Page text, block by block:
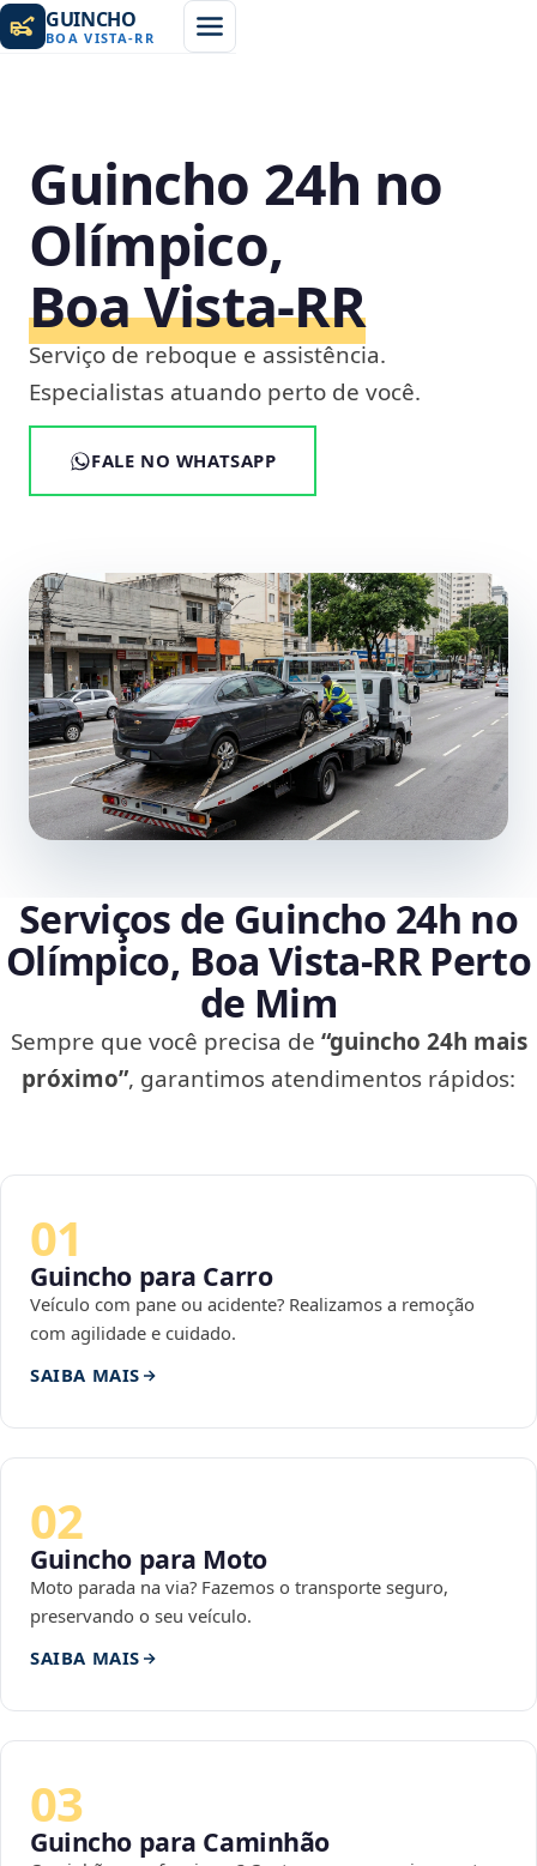
GUINCHO
BOA VISTA-RR
Guincho 24h no
Olímpico,
Boa Vista‑RR
Serviço de reboque e assistência.
Especialistas atuando perto de você.
FALE NO WHATSAPP
Serviços de Guincho 24h no
Olímpico, Boa Vista‑RR Perto
de Mim
Sempre que você precisa de “guincho 24h mais
próximo”, garantimos atendimentos rápidos:
01
Guincho para Carro
Veículo com pane ou acidente? Realizamos a remoção
com agilidade e cuidado.
SAIBA MAIS
02
Guincho para Moto
Moto parada na via? Fazemos o transporte seguro,
preservando o seu veículo.
SAIBA MAIS
03
Guincho para Caminhão